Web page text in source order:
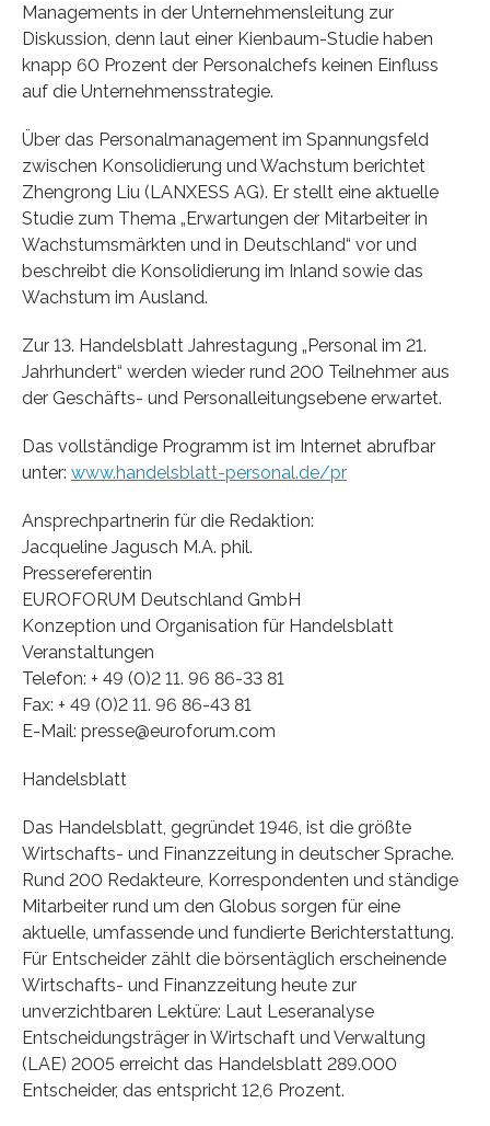
Managements in der Unternehmensleitung zur
Diskussion, denn laut einer Kienbaum-Studie haben
knapp 60 Prozent der Personalchefs keinen Einfluss
auf die Unternehmensstrategie.
Über das Personalmanagement im Spannungsfeld
zwischen Konsolidierung und Wachstum berichtet
Zhengrong Liu (LANXESS AG). Er stellt eine aktuelle
Studie zum Thema „Erwartungen der Mitarbeiter in
Wachstumsmärkten und in Deutschland“ vor und
beschreibt die Konsolidierung im Inland sowie das
Wachstum im Ausland.
Zur 13. Handelsblatt Jahrestagung „Personal im 21.
Jahrhundert“ werden wieder rund 200 Teilnehmer aus
der Geschäfts- und Personalleitungsebene erwartet.
Das vollständige Programm ist im Internet abrufbar
unter: www.handelsblatt-personal.de/pr
Ansprechpartnerin für die Redaktion:
Jacqueline Jagusch M.A. phil.
Pressereferentin
EUROFORUM Deutschland GmbH
Konzeption und Organisation für Handelsblatt
Veranstaltungen
Telefon: + 49 (0)2 11. 96 86-33 81
Fax: + 49 (0)2 11. 96 86-43 81
E-Mail: presse@euroforum.com
Handelsblatt
Das Handelsblatt, gegründet 1946, ist die größte
Wirtschafts- und Finanzzeitung in deutscher Sprache.
Rund 200 Redakteure, Korrespondenten und ständige
Mitarbeiter rund um den Globus sorgen für eine
aktuelle, umfassende und fundierte Berichterstattung.
Für Entscheider zählt die börsentäglich erscheinende
Wirtschafts- und Finanzzeitung heute zur
unverzichtbaren Lektüre: Laut Leseranalyse
Entscheidungsträger in Wirtschaft und Verwaltung
(LAE) 2005 erreicht das Handelsblatt 289.000
Entscheider, das entspricht 12,6 Prozent.